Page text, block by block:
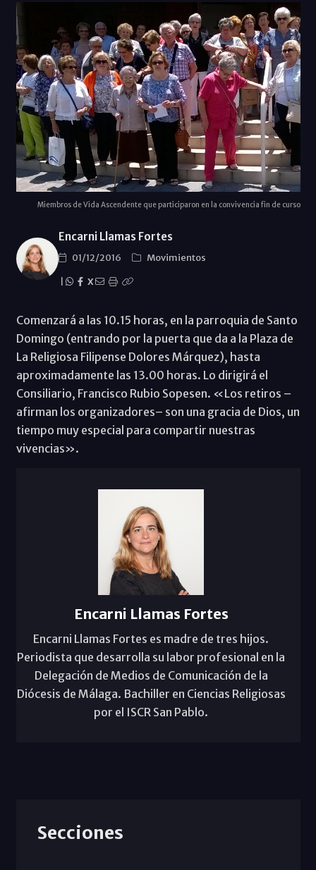
Miembros de Vida Ascendente que participaron en la convivencia fin de curso
Encarni Llamas Fortes
01/12/2016
Movimientos
X
Comenzará a las 10.15 horas, en la parroquia de Santo
Domingo (entrando por la puerta que da a la Plaza de
La Religiosa Filipense Dolores Márquez), hasta
aproximadamente las 13.00 horas. Lo dirigirá el
Consiliario, Francisco Rubio Sopesen. «Los retiros –
afirman los organizadores– son una gracia de Dios, un
tiempo muy especial para compartir nuestras
vivencias».
Encarni Llamas Fortes
Encarni Llamas Fortes es madre de tres hijos.
Periodista que desarrolla su labor profesional en la
Delegación de Medios de Comunicación de la
Diócesis de Málaga. Bachiller en Ciencias Religiosas
por el ISCR San Pablo.
Secciones